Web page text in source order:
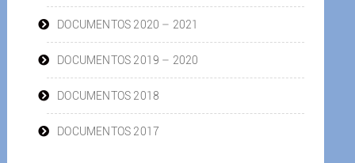
DOCUMENTOS 2020 – 2021
DOCUMENTOS 2019 – 2020
DOCUMENTOS 2018
DOCUMENTOS 2017